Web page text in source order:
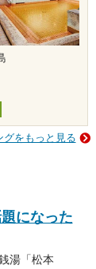
グをもっと見る
になった
湯「松本